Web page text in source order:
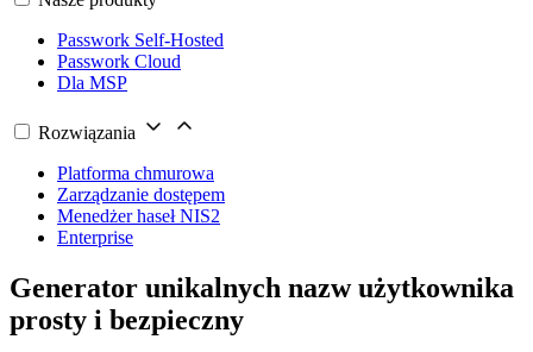
Passwork Self-Hosted
Passwork Cloud
Dla MSP
Rozwiązania
Platforma chmurowa
Zarządzanie dostępem
Menedżer haseł NIS2
Enterprise
Generator unikalnych nazw użytkownika
prosty i bezpieczny